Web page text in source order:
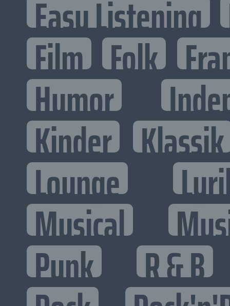
Easy Listening
Film Folk
Humor
Kinder Klassik
Lounge
Musical
Punk R & B